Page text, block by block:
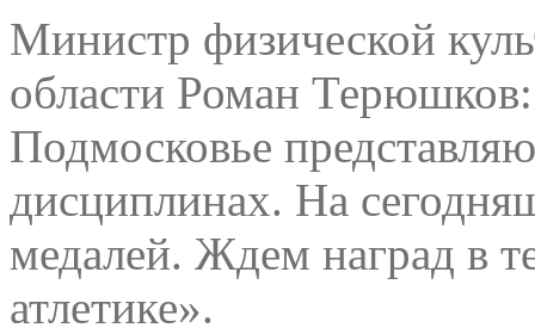
Министр физической
области Роман
Подмосковье
дисциплинах. На
медалей. Ждем наград в
атлетике».